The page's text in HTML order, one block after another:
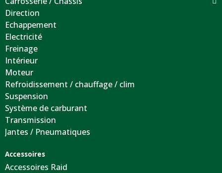
Direction
Echappement
Electricité
Freinage
Intérieur
Moteur
Refroidissement / chauffage / clim
Suspension
Système de carburant
Transmission
Jantes / Pneumatiques
Accessoires
Accessoires Raid